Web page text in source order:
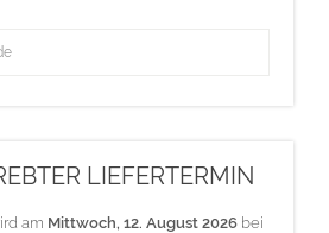
LIEFERTERMIN
am Mittwoch, 12. August 2026 bei